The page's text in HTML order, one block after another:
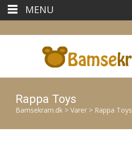
Rappa Toys
Bamsekram.dk > Varer > Rappa Toys
MENU